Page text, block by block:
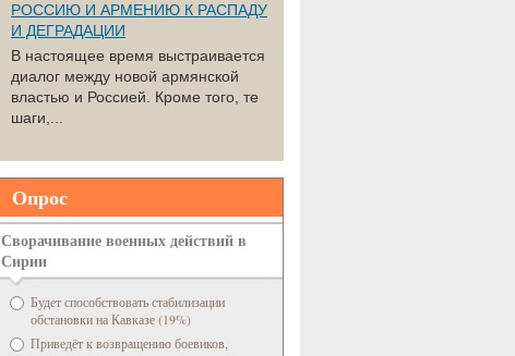
РОССИЮ И АРМЕНИЮ К РАСПАДУ
И ДЕГРАДАЦИИ
В настоящее время выстраивается
диалог между новой армянской
властью и Россией. Кроме того, те
шаги,...
Опрос
Сворачивание военных действий в
Сирии
Будет способствовать стабилизации
обстановки на Кавказе (19%)
Приведёт к возвращению боевиков,